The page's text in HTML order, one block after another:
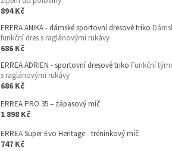
894 Kč
ERERA ANIKA - dámské sportovní dresové triko
funkční dres s raglánovými rukávy
686 Kč
ERREA ADRIEN - sportovní dresové triko Funkční
s raglánovými rukávy
686 Kč
ERREA PRO 35 – zápasový míč
1 898 Kč
ERREA Super Evo Heritage - tréninkový míč
747 Kč